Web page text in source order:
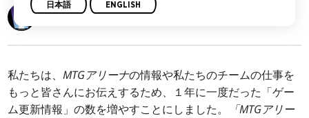
Chris Kiritz
私たちは、MTGアリーナの情報や私たちのチームの仕事を
もっと皆さんにお伝えするため、１年に一度だった「ゲー
ム更新情報」の数を増やすことにしました。
「MTGアリー
日本語 ENGLISH